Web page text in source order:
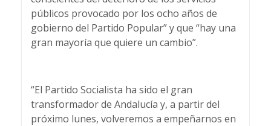
públicos provocado por los ocho años de
gobierno del Partido Popular” y que “hay una
gran mayoría que quiere un cambio”.
“El Partido Socialista ha sido el gran
transformador de Andalucía y, a partir del
próximo lunes, volveremos a empeñarnos en